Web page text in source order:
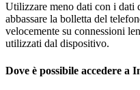
Utilizzare meno dati con i dati
abbassare la bolletta del
velocemente su connessioni
utilizzati dal dispositivo.
Dove è possibile accedere a